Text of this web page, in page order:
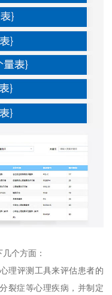
个方面：
理评测工具来评估患者的
裂症等心理疾病，并制定